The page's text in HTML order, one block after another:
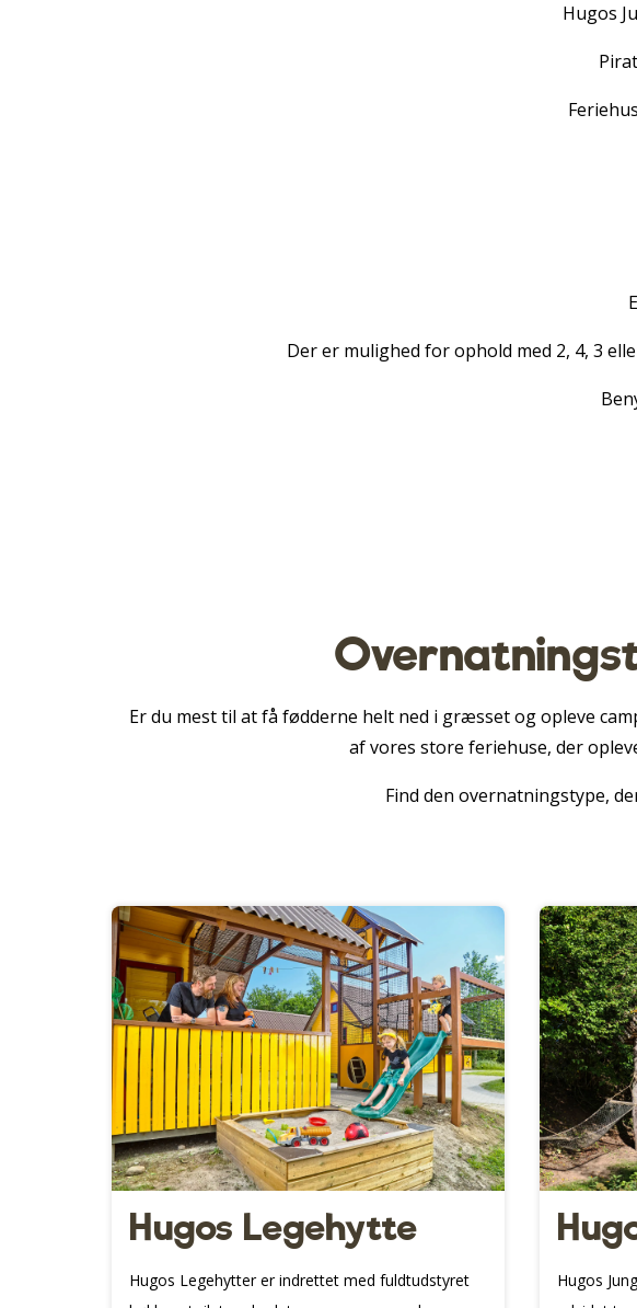
Hugos
Der er mulighed for ophold med 2, 4, 3
Er du mest til at få fødderne helt ned i græsset og opleve
af vores store feriehuse, der
Find den overnatningstype,
Hugos Legehytte
Hugos Legehytter er indrettet med fuldtudstyret
Hugos